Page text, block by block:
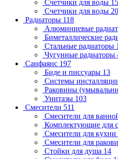
Счетчики для воды 15
Счетчики для воды 20
Радиаторы 118
Алюминиевые
Биметаллические
Стальные радиаторы
Чугунные радиаторы
Санфаянс 197
Биде и писсуары 13
Системы
Раковины
Унитазы 103
Смесители 511
Смесители для
Комплектующие для
Смесители для кухни
Смесители для
Стойки для душа 14